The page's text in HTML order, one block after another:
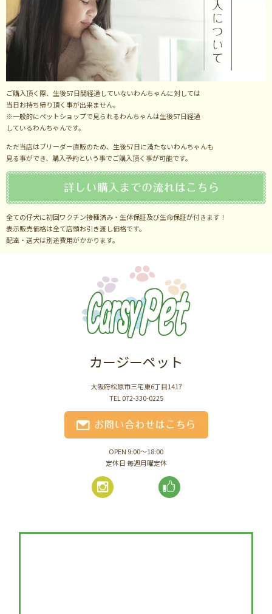
ご購入頂く際、生後57日間経過していないわんちゃんに対しては
当日お持ち帰り頂く事が出来ません。
※一般的にペットショップで見られるわんちゃんは生後57日経過
しているわんちゃんです。
ただ当店はブリーダー直販のため、生後57日に満たないわんちゃんも
見る事ができ、購入予約という事でご購入頂く事が可能です。
全ての仔犬に初回ワクチン接種済み・生体保証及び生命保証が付きます！
表示販売価格は全て店頭お引き渡し価格です。
配達・送犬は別途費用がかかります。
カージーペット
大阪府松原市三宅東6丁目1417
TEL 072-330-0225
OPEN 9:00～18:00
定休日 毎週月曜定休